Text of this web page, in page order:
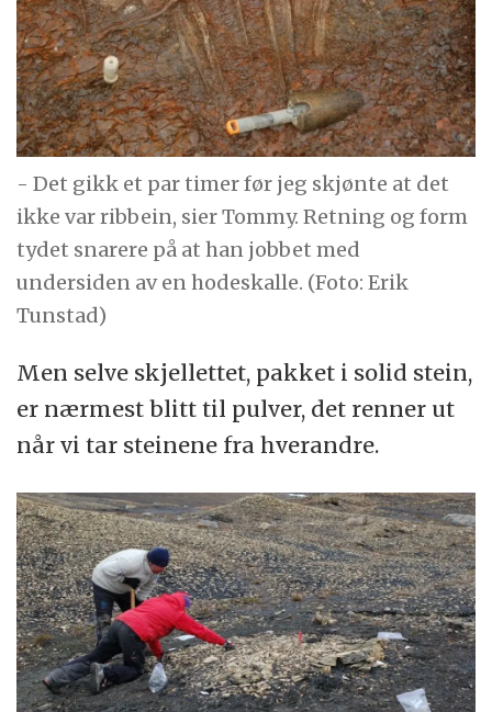
- Det gikk et par timer før jeg skjønte at det
ikke var ribbein, sier Tommy. Retning og form
tydet snarere på at han jobbet med
undersiden av en hodeskalle. (Foto: Erik
Tunstad)
Men selve skjellettet, pakket i solid stein,
er nærmest blitt til pulver, det renner ut
når vi tar steinene fra hverandre.